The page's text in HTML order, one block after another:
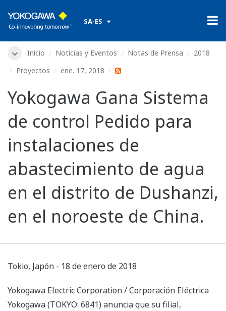
SA-ES
Inicio Noticias y Eventos Notas de Prensa
2018
Proyectos
ene. 17, 2018
Yokogawa Gana Sistema
de control Pedido para
instalaciones de
abastecimiento de agua
en el distrito de Dushanzi,
en el noroeste de China.
Tokio, Japón - 18 de enero de 2018
Yokogawa Electric Corporation / Corporación Eléctrica
Yokogawa (TOKYO: 6841) anuncia que su filial,